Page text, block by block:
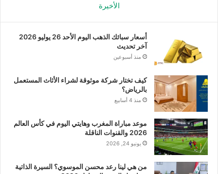
الأخيرة
أسعار سبائك الذهب اليوم الأحد 26 يوليو 2026
آخر تحديث
منذ أسبوعين
كيف تختار شركة موثوقة لشراء الأثاث المستعمل
بالرياض؟
منذ 4 أسابيع
موعد مباراة المغرب وهايتي اليوم في كأس العالم
2026 والقنوات الناقلة
يونيو 24, 2026
من هي لينا رعد محسن الموسوي؟ السيرة الذاتية